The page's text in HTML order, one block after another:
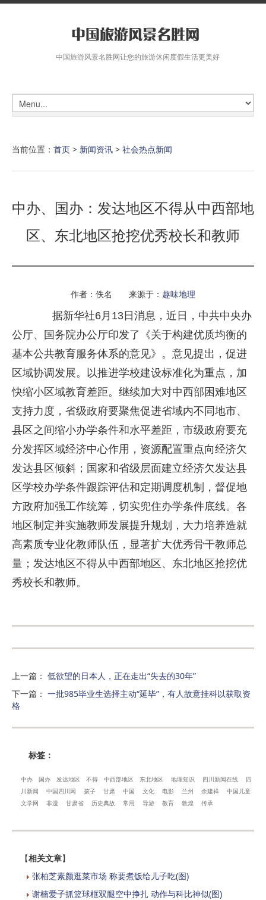
中国旅游风景名胜网让您的旅游休闲度假生活更美好
当前位置： 首页 > 新闻资讯 > 社会热点新闻
中办、国办：发达地区不得从中西部地
区、东北地区抢挖优秀校长和教师
作者：佚名 来源于： 趣味地理
据新华社6月13日消息，近日，中共中央办
公厅、国务院办公厅印发了《关于构建优质均衡的
基本公共教育服务体系的意见》。意见提出，促进
区域协调发展。以推进学校建设标准化为重点，加
快缩小区域教育差距。继续加大对中西部困难地区
支持力度，省级政府要聚焦促进省域内不同地市、
县区之间缩小办学条件和水平差距，市级政府要充
分发挥区域经济中心作用，资源配置重点向经济欠
发达县区倾斜；国家和省级层面建立经济欠发达县
区学校办学条件跟踪评估和定期调度机制，督促地
方政府加强工作统筹，切实兜住办学条件底线。各
地区制定并实施教师发展提升规划，大力培养造就
高素质专业化教师队伍，显著扩大优秀骨干教师总
量；发达地区不得从中西部地区、东北地区抢挖优
秀校长和教师。
上一篇 ： 低欲望的日本人，正在走出“失去的30年”
下一篇 ： 一批985毕业生选择主动“延毕”，有人故意挂科以获取资
格
标签：
中办 国办 发达地区 不得 中西部地区 东北地区 地理知识 四川新闻在线
四
川新闻
中国四川网 孩子 甘肃 中国 文化 电影 兰州 余建祥
中国儿童
文学网
非遗 甘肃省 历史典故 常用 导游 教育 敦煌 传承
【相关文章】
张柏芝素颜逛菜市场 称要煮饭给儿子吃(图)
谢楠爱子抓篮球框双腿空中挣扎 动作与科比神似(图)